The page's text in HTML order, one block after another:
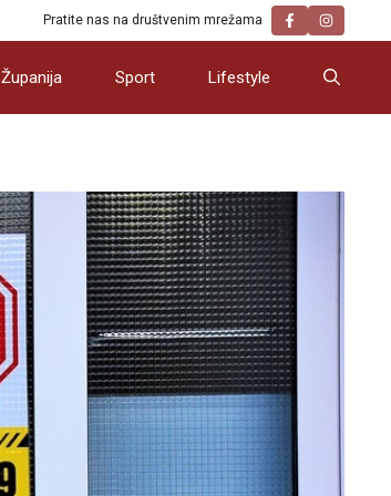
Pratite nas na društvenim mrežama
Županija Sport Lifestyle